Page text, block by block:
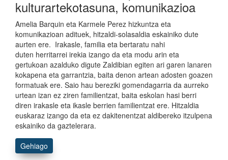
kulturartekotasuna, komunikazioa
Amelia Barquin eta Karmele Perez hizkuntza eta
komunikazioan adituek, hitzaldi-solasaldia eskainiko dute
aurten ere. Irakasle, familia eta bertaratu nahi
duten herritarrei irekia izango da eta modu arin eta
gertukoan azalduko digute Zaldibian egiten ari garen lanaren
kokapena eta garrantzia, baita denon artean adosten goazen
formatuak ere. Saio hau bereziki gomendagarria da aurreko
urtean izan ez ziren familientzat, baita eskolan hasi berri
diren irakasle eta ikasle berrien familientzat ere. Hitzaldia
euskaraz izango da eta ez dakitenentzat aldibereko itzulpena
eskainiko da gaztelerara.
Gehiago